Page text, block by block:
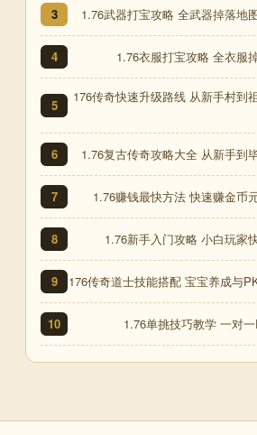
3 1.76武器打宝攻略 全武器掉落地
4 1.76衣服打宝攻略 全衣服
5
176传奇快速升级路线 从新手村到
6 1.76复古传奇攻略大全 从新手到
7 1.76赚钱最快方法 快速赚金币
8 1.76新手入门攻略 小白玩家
9 176传奇道士技能搭配 宝宝养成与
10 1.76单挑技巧教学 一对